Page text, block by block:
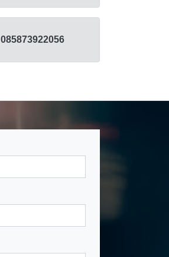
085873922056